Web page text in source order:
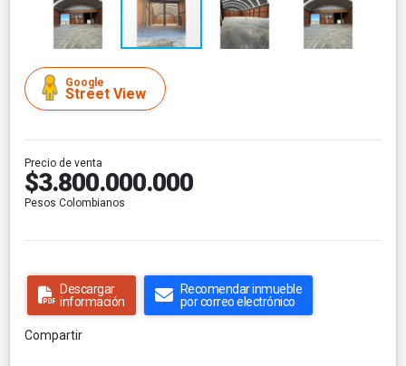
Google
Street View
Precio de venta
$3.800.000.000
Pesos Colombianos
Descargar
información
Recomendar inmueble
por correo electrónico
Compartir